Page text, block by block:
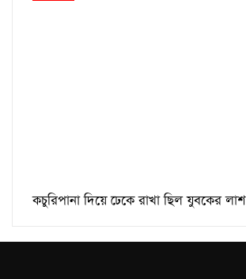
কচুরিপানা দিয়ে ঢেকে রাখা ছিল যুবকের লাশ